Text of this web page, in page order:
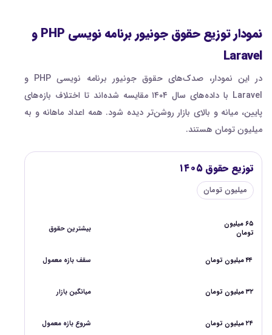
نمودار توزیع حقوق جونیور برنامه نویسی PHP و
Laravel
در این نمودار، صدک‌های حقوق جونیور برنامه نویسی PHP و
Laravel با داده‌های سال ۱۴۰۴ مقایسه شده‌اند تا اختلاف بازه‌های
پایین، میانه و بالای بازار روشن‌تر دیده شود. همه اعداد ماهانه و به
میلیون تومان هستند.
توزیع حقوق ۱۴۰۵
میلیون تومان
بیشترین حقوق
۶۵ میلیون
تومان
سقف بازه معمول ۴۴ میلیون تومان
میانگین بازار ۳۲ میلیون تومان
شروع بازه معمول ۲۴ میلیون تومان